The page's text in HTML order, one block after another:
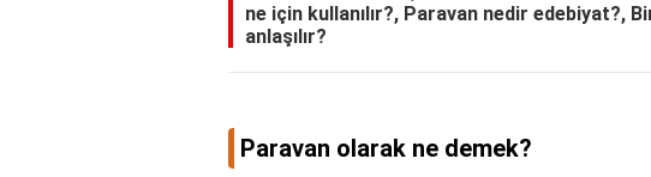
ne için kullanılır?, Paravan nedir edebiyat?,
anlaşılır?
Paravan olarak ne demek?